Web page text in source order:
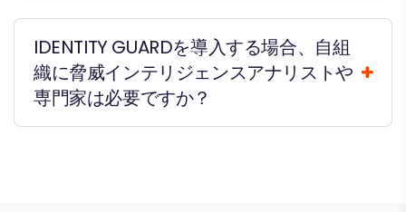
IDENTITY GUARDを導入する場合、自組
織に脅威インテリジェンスアナリストや
専門家は必要ですか？